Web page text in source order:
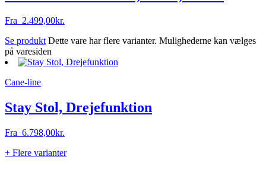
Fra 2.499,00kr.
Se produkt Dette vare har flere varianter. Mulighederne kan vælges
på varesiden
Cane-line
Stay Stol, Drejefunktion
Fra 6.798,00kr.
+ Flere varianter